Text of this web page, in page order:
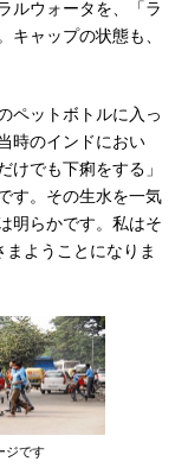
ルウォータを、「ラ
キャップの状態も、
ペットボトルに入っ
時のインドにおい
けでも下痢をする」
す。その生水を一気
明らかです。私はそ
ようことになりま
ジです